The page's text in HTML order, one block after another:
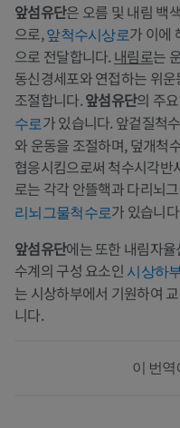
앞섬유단은 오름 및 내림 백
으로,앞척수시상로가 이에
으로 전달합니다. 내림로는
동신경세포와 연접하는 위
조절합니다.앞섬유단의 주
수로가 있습니다. 앞겉질척
와 운동을 조절하며, 덮개척
협응시킴으로써 척수시각반
로는 각각 안뜰핵과 다리뇌
리뇌그물척수로가 있습니
앞섬유단에는 또한 내림자
수계의 구성 요소인 시상하
는 시상하부에서 기원하여
니다.
이 번